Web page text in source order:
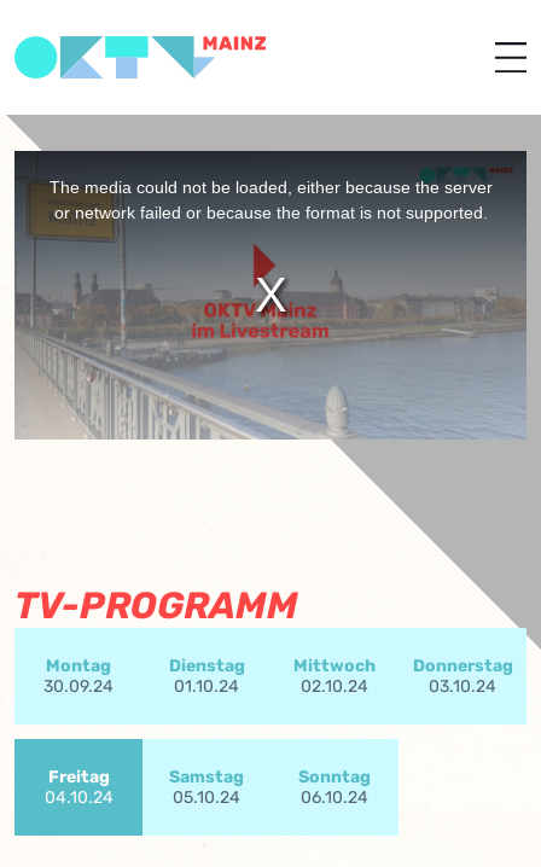
The media could not be loaded, either because the server
or network failed or because the format is not supported.
TV-PROGRAMM
Montag
30.09.24
Dienstag
01.10.24
Mittwoch
02.10.24
Donnerstag
03.10.24
Freitag
04.10.24
Samstag
05.10.24
Sonntag
06.10.24